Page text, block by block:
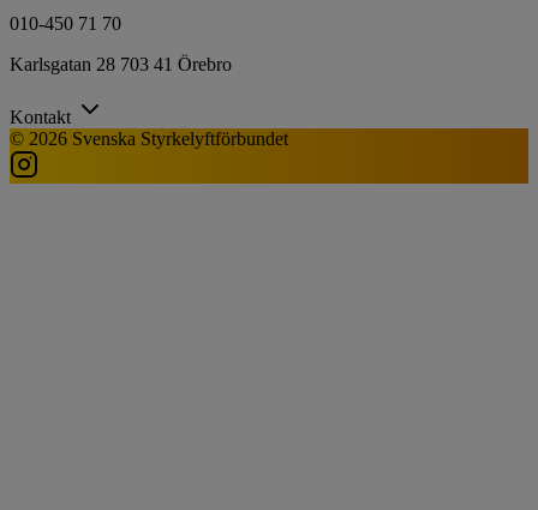
010-450 71 70
Karlsgatan 28 703 41 Örebro
Kontakt
© 2026 Svenska Styrkelyftförbundet